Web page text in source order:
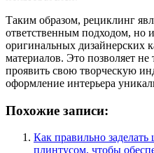
Таким образом, рециклинг
ответственным подходом, но
оригинальных дизайнерских
материалов. Это позволяет не
проявить свою творческую
оформление интерьера
Похожие записи:
Как правильно
плинтусом, чтобы